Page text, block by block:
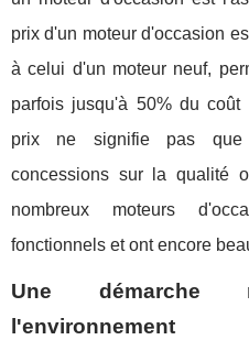
prix d'un moteur d'occasion
à celui d'un moteur neuf,
parfois jusqu'à 50% du
prix ne signifie pas
concessions sur la qualité
nombreux moteurs
fonctionnels et ont encore
Une démarche
l'environnement